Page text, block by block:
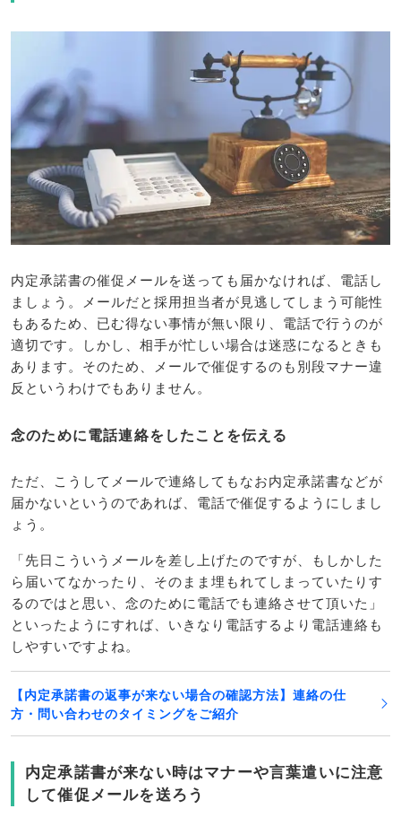
内定承諾書の催促メールを送っても届かなければ、電話し
ましょう。メールだと採用担当者が見逃してしまう可能性
もあるため、已む得ない事情が無い限り、電話で行うのが
適切です。しかし、相手が忙しい場合は迷惑になるときも
あります。そのため、メールで催促するのも別段マナー違
反というわけでもありません。
念のために電話連絡をしたことを伝える
ただ、こうしてメールで連絡してもなお内定承諾書などが
届かないというのであれば、電話で催促するようにしまし
ょう。
「先日こういうメールを差し上げたのですが、もしかした
ら届いてなかったり、そのまま埋もれてしまっていたりす
るのではと思い、念のために電話でも連絡させて頂いた」
といったようにすれば、いきなり電話するより電話連絡も
しやすいですよね。
【内定承諾書の返事が来ない場合の確認方法】連絡の仕
方・問い合わせのタイミングをご紹介
内定承諾書が来ない時はマナーや言葉遣いに注意
して催促メールを送ろう